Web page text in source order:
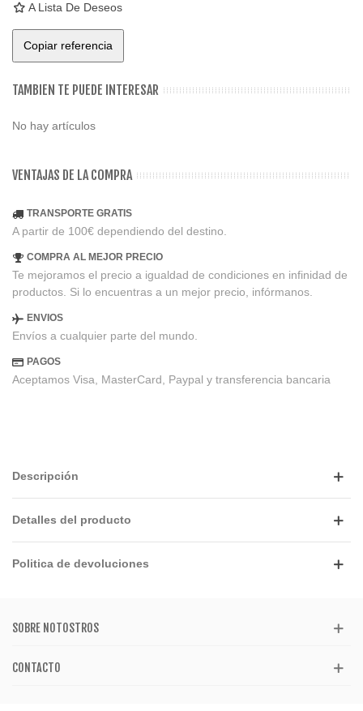
A Lista De Deseos
Copiar referencia
TAMBIEN TE PUEDE INTERESAR
No hay artículos
VENTAJAS DE LA COMPRA
TRANSPORTE GRATIS
A partir de 100€ dependiendo del destino.
COMPRA AL MEJOR PRECIO
Te mejoramos el precio a igualdad de condiciones en infinidad de
productos. Si lo encuentras a un mejor precio, infórmanos.
ENVIOS
Envíos a cualquier parte del mundo.
PAGOS
Aceptamos Visa, MasterCard, Paypal y transferencia bancaria
Descripción
Detalles del producto
Politica de devoluciones
SOBRE NOTOSTROS
CONTACTO